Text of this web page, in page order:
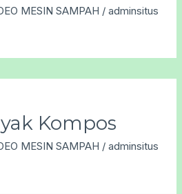
MESIN SAMPAH /adminsitus
Kompos
MESIN SAMPAH /adminsitus